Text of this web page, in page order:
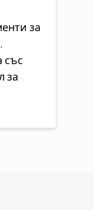
за
със
за